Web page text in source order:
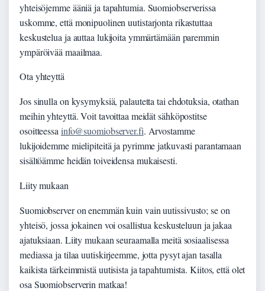
yhteisöjemme ääniä ja tapahtumia. Suomiobserverissa
uskomme, että monipuolinen uutistarjonta rikastuttaa
keskustelua ja auttaa lukijoita ymmärtämään paremmin
ympäröivää maailmaa.
Ota yhteyttä
Jos sinulla on kysymyksiä, palautetta tai ehdotuksia, otathan
meihin yhteyttä. Voit tavoittaa meidät sähköpostitse
osoitteessa info@suomiobserver.fi. Arvostamme
lukijoidemme mielipiteitä ja pyrimme jatkuvasti parantamaan
sisältöämme heidän toiveidensa mukaisesti.
Liity mukaan
Suomiobserver on enemmän kuin vain uutissivusto; se on
yhteisö, jossa jokainen voi osallistua keskusteluun ja jakaa
ajatuksiaan. Liity mukaan seuraamalla meitä sosiaalisessa
mediassa ja tilaa uutiskirjeemme, jotta pysyt ajan tasalla
kaikista tärkeimmistä uutisista ja tapahtumista. Kiitos, että olet
osa Suomiobserverin matkaa!